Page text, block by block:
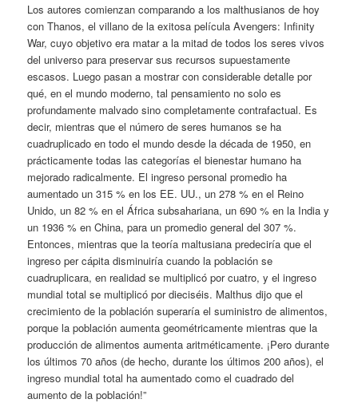
Los autores comienzan comparando a los malthusianos de hoy
con Thanos, el villano de la exitosa película Avengers: Infinity
War, cuyo objetivo era matar a la mitad de todos los seres vivos
del universo para preservar sus recursos supuestamente
escasos. Luego pasan a mostrar con considerable detalle por
qué, en el mundo moderno, tal pensamiento no solo es
profundamente malvado sino completamente contrafactual. Es
decir, mientras que el número de seres humanos se ha
cuadruplicado en todo el mundo desde la década de 1950, en
prácticamente todas las categorías el bienestar humano ha
mejorado radicalmente. El ingreso personal promedio ha
aumentado un 315 % en los EE. UU., un 278 % en el Reino
Unido, un 82 % en el África subsahariana, un 690 % en la India y
un 1936 % en China, para un promedio general del 307 %.
Entonces, mientras que la teoría maltusiana predeciría que el
ingreso per cápita disminuiría cuando la población se
cuadruplicara, en realidad se multiplicó por cuatro, y el ingreso
mundial total se multiplicó por dieciséis. Malthus dijo que el
crecimiento de la población superaría el suministro de alimentos,
porque la población aumenta geométricamente mientras que la
producción de alimentos aumenta aritméticamente. ¡Pero durante
los últimos 70 años (de hecho, durante los últimos 200 años), el
ingreso mundial total ha aumentado como el cuadrado del
aumento de la población!”